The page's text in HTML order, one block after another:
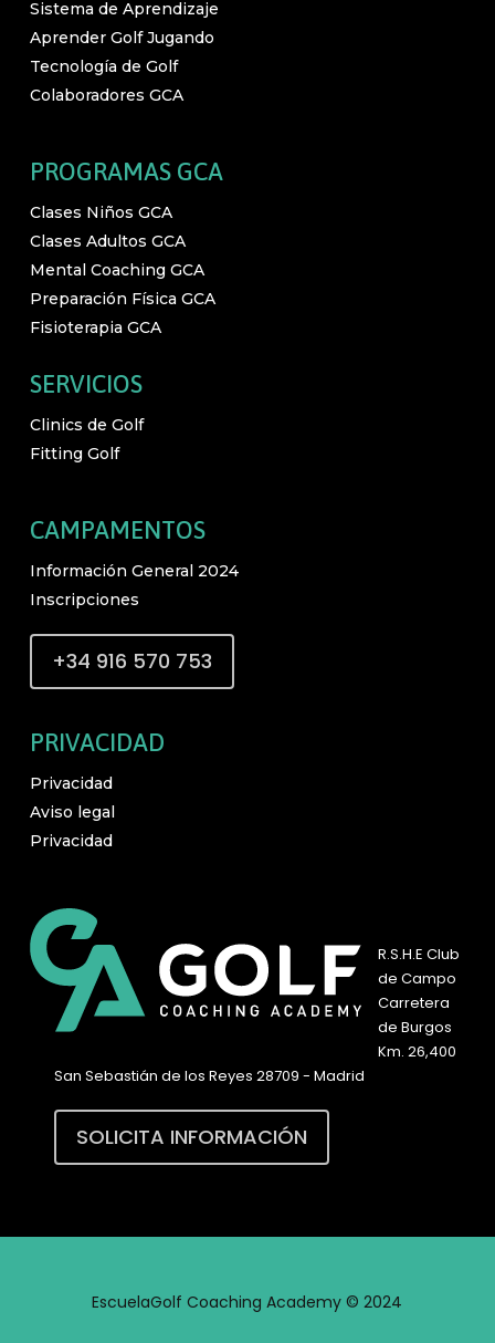
Sistema de Aprendizaje
Aprender Golf Jugando
Tecnología de Golf
Colaboradores GCA
PROGRAMAS GCA
Clases Niños GCA
Clases Adultos GCA
Mental Coaching GCA
Preparación Física GCA
Fisioterapia GCA
SERVICIOS
Clinics de Golf
Fitting Golf
CAMPAMENTOS
Información General 2024
Inscripciones
+34 916 570 753
PRIVACIDAD
Privacidad
Aviso legal
Privacidad
R.S.H.E Club
de Campo
Carretera
de Burgos
Km. 26,400
San Sebastián de los Reyes 28709 - Madrid
SOLICITA INFORMACIÓN
EscuelaGolf Coaching Academy © 2024